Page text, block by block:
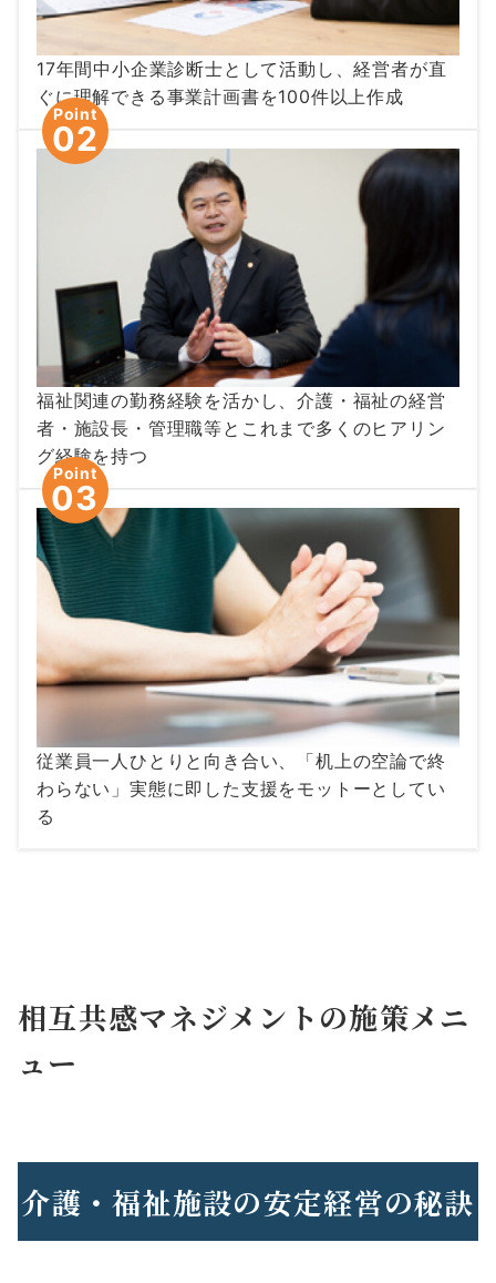
17年間中小企業診断士として活動し、経営者が直
ぐに理解できる事業計画書を100件以上作成
02
Point
福祉関連の勤務経験を活かし、介護・福祉の経営
者・施設長・管理職等とこれまで多くのヒアリン
グ経験を持つ
03
Point
従業員一人ひとりと向き合い、「机上の空論で終
わらない」実態に即した支援をモットーとしてい
る
相互共感マネジメントの施策メニ
ュー
介護・福祉施設の安定経営の秘訣